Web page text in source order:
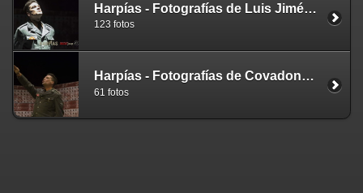
Harpías - Fotografías de Luis Jiménez (Estreno 20-feb-2020 Sala Margarita Xirgu)
123 fotos
Harpías - Fotografías de Covadonga Rollon (Estreno 20-feb-2020 Sala Margarita Xirgu)
61 fotos